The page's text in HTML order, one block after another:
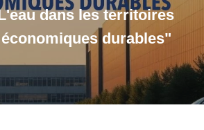
dans les territoires
durables"